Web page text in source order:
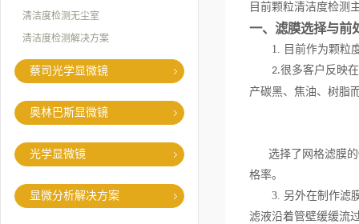
清洁度检测无尘室
清洁度检测解决方案
蔡司光学显微镜
奥林巴斯显微镜
光学显微镜
显微分析解决方案
目前颗粒清洁度检测
一、滤膜选择与前
1. 目前作为颗粒
2.很多客户反映
产碳黑、焦油、树脂
选择了网格滤膜的
格率。
3. 另外在制作滤膜
滤液沿着管壁缓缓流